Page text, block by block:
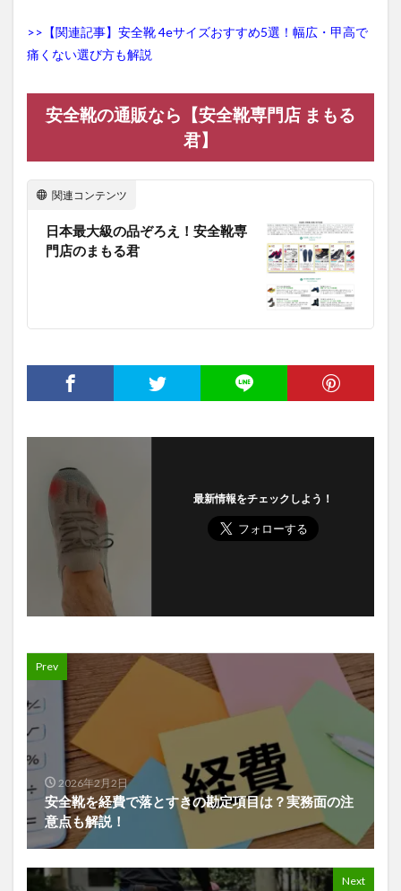
>>【関連記事】安全靴 4eサイズおすすめ5選！幅広・甲高で
痛くない選び方も解説
安全靴の通販なら【安全靴専門店 まもる
君】
関連コンテンツ
日本最大級の品ぞろえ！安全靴専
門店のまもる君
最新情報をチェックしよう！
Prev
2026年2月2日
安全靴を経費で落とすきの勘定項目は？実務面の注
意点も解説！
Next